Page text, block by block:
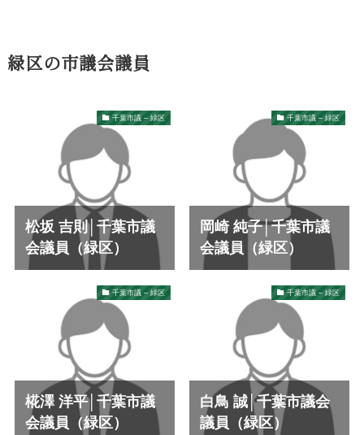
緑区の市議会議員
千葉市議 – 緑区
松坂 吉則│千葉市議
会議員（緑区）
千葉市議 – 緑区
岡崎 純子│千葉市議
会議員（緑区）
千葉市議 – 緑区
椛澤 洋平│千葉市議
会議員（緑区）
千葉市議 – 緑区
白鳥 誠│千葉市議会
議員（緑区）